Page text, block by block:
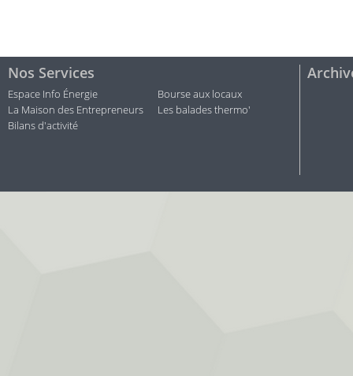
Nos Services
Espace Info Énergie
Bourse aux locaux
La Maison des Entrepreneurs
Les balades thermo'
Bilans d'activité